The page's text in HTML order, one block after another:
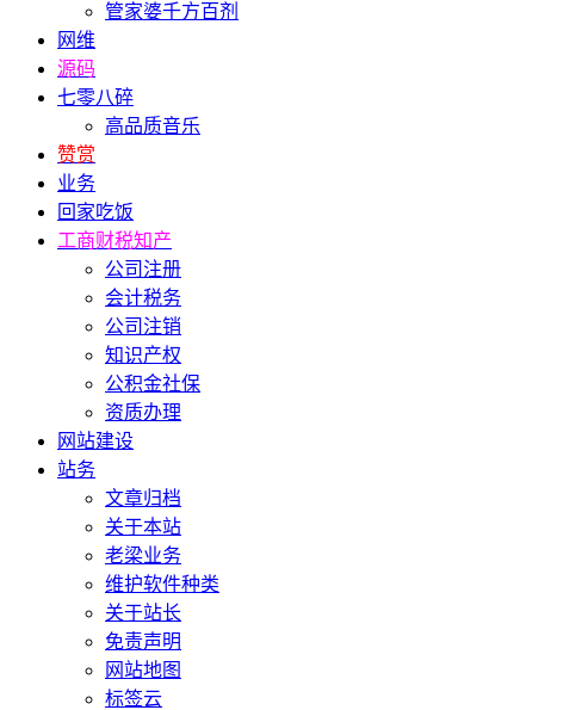
管家婆千方百剂
网维
源码
七零八碎
高品质音乐
赞赏
业务
回家吃饭
工商财税知产
公司注册
会计税务
公司注销
知识产权
公积金社保
资质办理
网站建设
站务
文章归档
关于本站
老梁业务
维护软件种类
关于站长
免责声明
网站地图
标签云